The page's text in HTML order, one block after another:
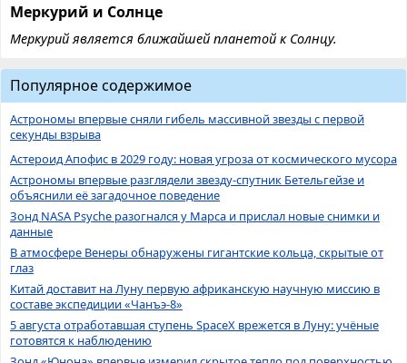
Меркурий и Солнце
Меркурий является ближайшей планетой к Солнцу.
Популярное содержимое
Астрономы впервые сняли гибель массивной звезды с первой
секунды взрыва
Астероид Апофис в 2029 году: новая угроза от космического мусора
Астрономы впервые разглядели звезду-спутник Бетельгейзе и
объяснили её загадочное поведение
Зонд NASA Psyche разогнался у Марса и прислал новые снимки и
данные
В атмосфере Венеры обнаружены гигантские кольца, скрытые от
глаз
Китай доставит на Луну первую африканскую научную миссию в
составе экспедиции «Чанъэ-8»
5 августа отработавшая ступень SpaceX врежется в Луну: учёные
готовятся к наблюдению